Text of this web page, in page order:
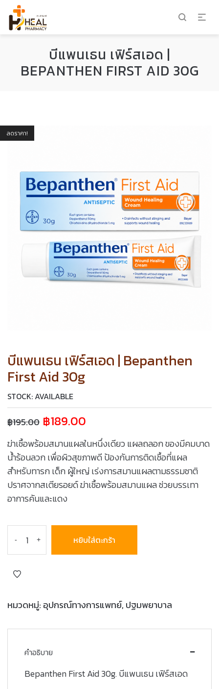
บีแพนเธน เฟิร์สเอด |
BEPANTHEN FIRST AID 30G
ลดราคา!
บีแพนเธน เฟิร์สเอด | Bepanthen
First Aid 30g
STOCK: AVAILABLE
฿195.00 ฿189.00
ฆ่าเชื้อพร้อมสมานแผลในหนึ่งเดียว แผลถลอก ของมีคมบาด
น้ำร้อนลวก เพื่อผิวสุขภาพดี ป้องกันการติดเชื้อที่แผล
สำหรับทารก เด็ก ผู้ใหญ่ เร่งการสมานแผลตามธรรมชาติ
ปราศจากสเตียรอยด์ ฆ่าเชื้อพร้อมสมานแผล ช่วยบรรเทา
อาการคันและแดง
- + หยิบใส่ตะกร้า
หมวดหมู่: อุปกรณ์ทางการแพทย์, ปฐมพยาบาล
คำอธิบาย
Bepanthen First Aid 30g. บีแพนเธน เฟิร์สเอด